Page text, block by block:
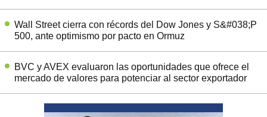
Wall Street cierra con récords del Dow Jones y S&#038;P
500, ante optimismo por pacto en Ormuz
BVC y AVEX evaluaron las oportunidades que ofrece el
mercado de valores para potenciar al sector exportador